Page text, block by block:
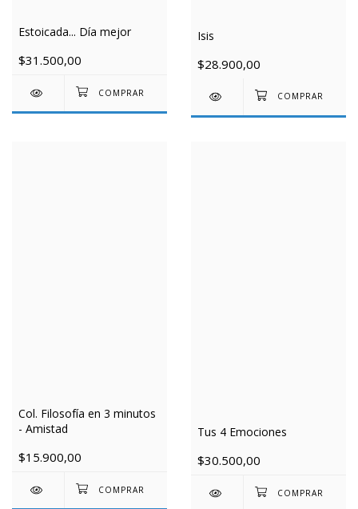
Estoicada... Día mejor
$31.500,00
Isis
$28.900,00
Col. Filosofía en 3 minutos
- Amistad
$15.900,00
Tus 4 Emociones
$30.500,00